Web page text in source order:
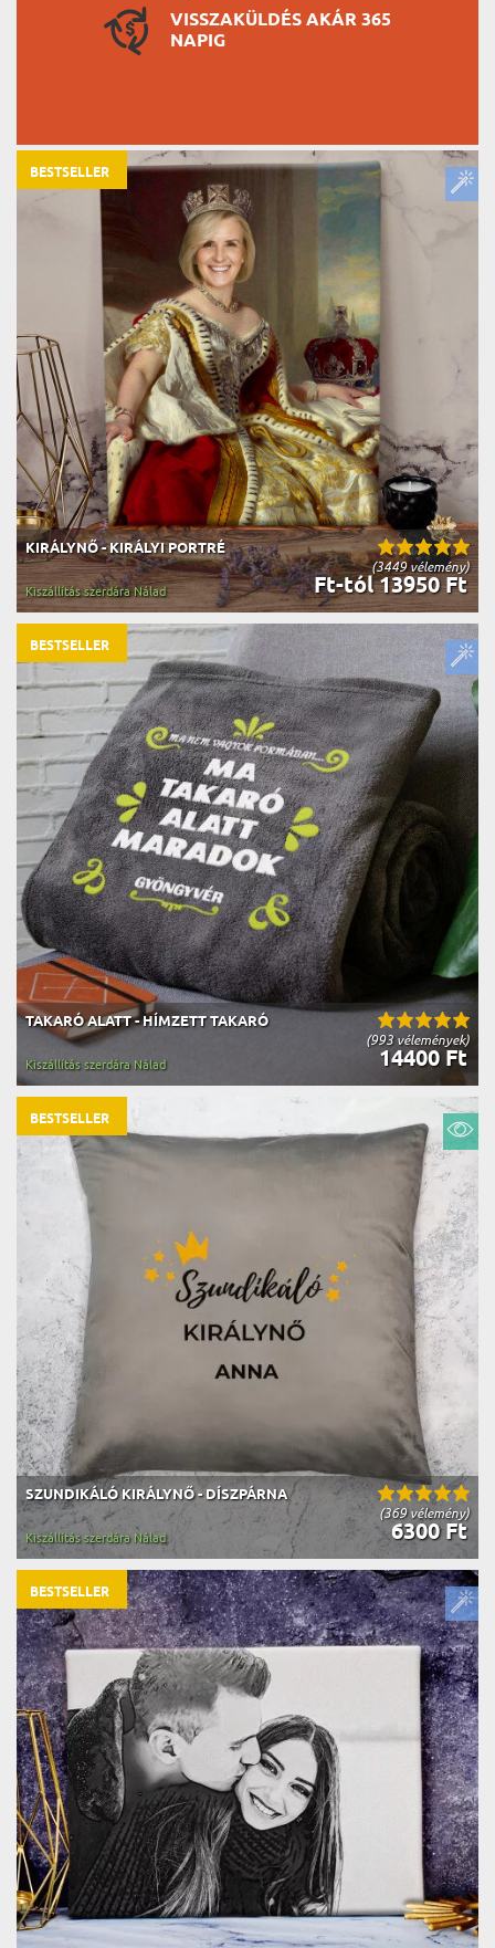
VISSZAKÜLDÉS AKÁR 365
NAPIG
(3449 vélemény)
KIRÁLYNŐ - KIRÁLYI PORTRÉ
Ft-tól 13950 Ft
Kiszállítás szerdára Nálad
BESTSELLER
(993 vélemények)
TAKARÓ ALATT - HÍMZETT TAKARÓ
14400 Ft
Kiszállítás szerdára Nálad
BESTSELLER
(369 vélemény)
SZUNDIKÁLÓ KIRÁLYNŐ - DÍSZPÁRNA
6300 Ft
Kiszállítás szerdára Nálad
BESTSELLER
BESTSELLER